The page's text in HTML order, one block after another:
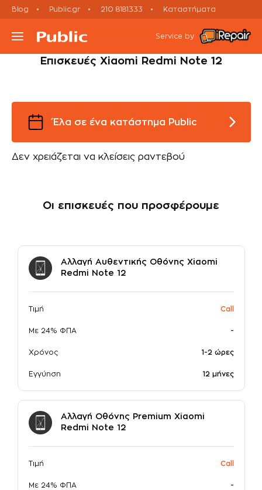
Blog Public.gr 210 8181333 Καταστήματα
Μεταχειρισμένες Συσκευές
Ραντεβού Εxpress Επισκευής
Service by
Smartphone Εκτός εγγύησης Xiaomi Repairs
Επισκευές Xiaomi Redmi Note 12
Έλα σε ένα κατάστημα Public
Δεν χρειάζεται να κλείσεις ραντεβού
Οι επισκευές που προσφέρουμε
Αλλαγή Αυθεντικής Οθόνης Xiaomi
Redmi Note 12
Τιμή Call
Με 24% ΦΠΑ -
Χρόνος 1-2 ώρες
Εγγύηση 12 μήνες
Αλλαγή Οθόνης Premium Xiaomi
Redmi Note 12
Τιμή Call
Με 24% ΦΠΑ -